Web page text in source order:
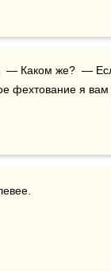
— Каком же?  —
фехтование я вам